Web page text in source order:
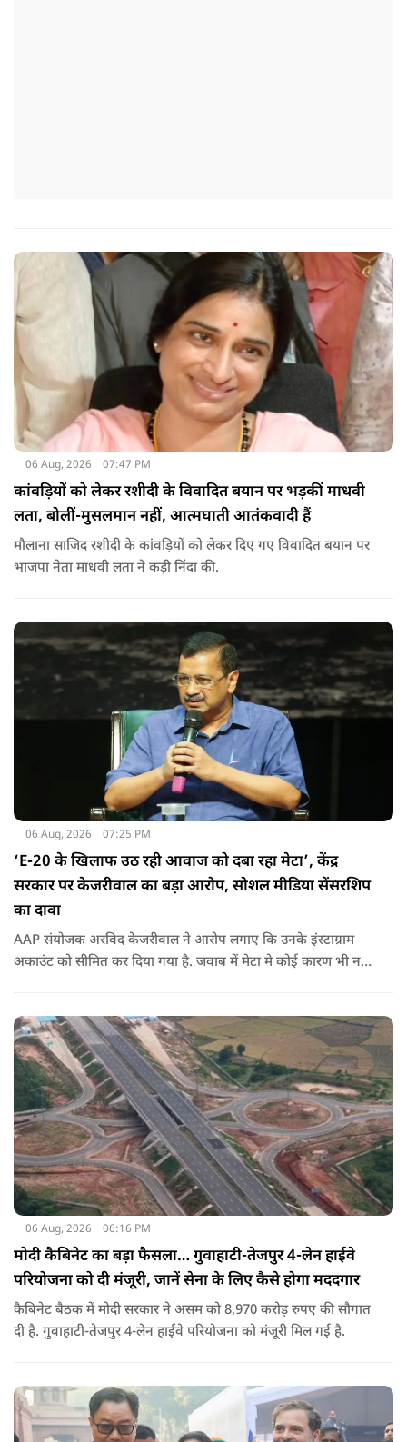
06 Aug, 2026 07:47 PM
कांवड़ियों को लेकर रशीदी के विवादित बयान पर भड़कीं माधवी
लता, बोलीं-मुसलमान नहीं, आत्मघाती आतंकवादी हैं
मौलाना साजिद रशीदी के कांवड़ियों को लेकर दिए गए विवादित बयान पर
भाजपा नेता माधवी लता ने कड़ी निंदा की.
06 Aug, 2026 07:25 PM
‘E-20 के खिलाफ उठ रही आवाज को दबा रहा मेटा’, केंद्र
सरकार पर केजरीवाल का बड़ा आरोप, सोशल मीडिया सेंसरशिप
का दावा
AAP संयोजक अरविद केजरीवाल ने आरोप लगाए कि उनके इंस्टाग्राम
अकाउंट को सीमित कर दिया गया है. जवाब में मेटा मे कोई कारण भी नहीं
06 Aug, 2026 06:16 PM
मोदी कैबिनेट का बड़ा फैसला… गुवाहाटी-तेजपुर 4-लेन हाईवे
परियोजना को दी मंजूरी, जानें सेना के लिए कैसे होगा मददगार
कैबिनेट बैठक में मोदी सरकार ने असम को 8,970 करोड़ रुपए की सौगात
दी है. गुवाहाटी-तेजपुर 4-लेन हाईवे परियोजना को मंजूरी मिल गई है.